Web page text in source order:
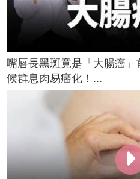
嘴唇長黑斑竟是「大腸癌
候群息肉易癌化！...